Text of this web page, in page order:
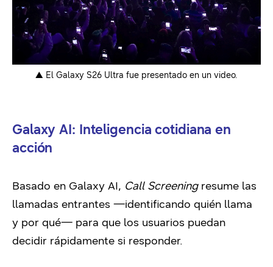
▲ El Galaxy S26 Ultra fue presentado en un video.
Galaxy AI: Inteligencia cotidiana en
acción
Basado en Galaxy AI, Call Screeningresume las
llamadas entrantes —identificando quién llama
y por qué— para que los usuarios puedan
decidir rápidamente si responder.